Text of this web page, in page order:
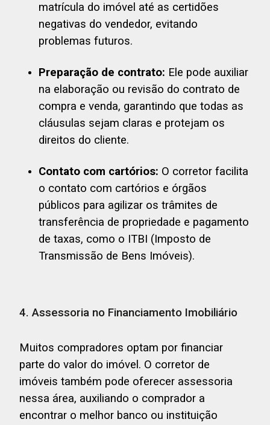
matrícula do imóvel até as certidões
negativas do vendedor, evitando
problemas futuros.
Preparação de contrato: Ele pode auxiliar
na elaboração ou revisão do contrato de
compra e venda, garantindo que todas as
cláusulas sejam claras e protejam os
direitos do cliente.
Contato com cartórios: O corretor facilita
o contato com cartórios e órgãos
públicos para agilizar os trâmites de
transferência de propriedade e pagamento
de taxas, como o ITBI (Imposto de
Transmissão de Bens Imóveis).
4. Assessoria no Financiamento Imobiliário
Muitos compradores optam por financiar
parte do valor do imóvel. O corretor de
imóveis também pode oferecer assessoria
nessa área, auxiliando o comprador a
encontrar o melhor banco ou instituição